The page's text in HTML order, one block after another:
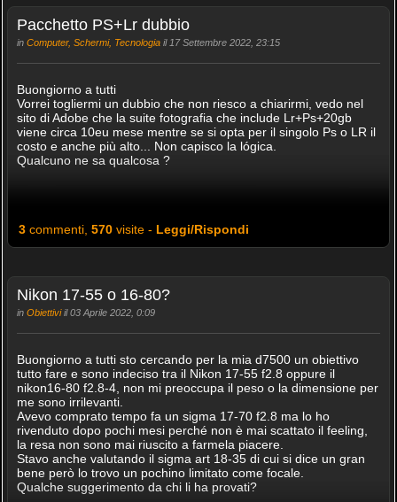
Pacchetto PS+Lr dubbio
in Computer, Schermi, Tecnologiail 17 Settembre 2022, 23:15
Buongiorno a tutti
Vorrei togliermi un dubbio che non riesco a chiarirmi, vedo nel
sito di Adobe che la suite fotografia che include Lr+Ps+20gb
viene circa 10eu mese mentre se si opta per il singolo Ps o LR il
costo e anche più alto... Non capisco la lógica.
Qualcuno ne sa qualcosa ?
3commenti, 570visite - Leggi/Rispondi
Nikon 17-55 o 16-80?
in Obiettiviil 03 Aprile 2022, 0:09
Buongiorno a tutti sto cercando per la mia d7500 un obiettivo
tutto fare e sono indeciso tra il Nikon 17-55 f2.8 oppure il
nikon16-80 f2.8-4, non mi preoccupa il peso o la dimensione per
me sono irrilevanti.
Avevo comprato tempo fa un sigma 17-70 f2.8 ma lo ho
rivenduto dopo pochi mesi perché non è mai scattato il feeling,
la resa non sono mai riuscito a farmela piacere.
Stavo anche valutando il sigma art 18-35 di cui si dice un gran
bene però lo trovo un pochino limitato come focale.
Qualche suggerimento da chi li ha provati?